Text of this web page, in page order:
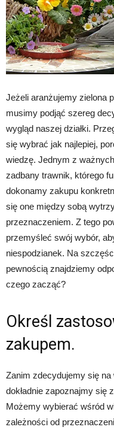
Jeżeli aranżujemy zielona
musimy podjąć szereg
wygląd naszej działki.
się wybrać jak najlepiej,
wiedzę. Jednym z
zadbany trawnik, którego
dokonamy zakupu
się one między sobą
przeznaczeniem. Z tego
przemyśleć swój wybór,
niespodzianek. Na
pewnością znajdziemy
czego zacząć?
Określ
zakupem.
Zanim zdecydujemy się
dokładnie zapoznajmy się
Możemy wybierać wśród
zależności od